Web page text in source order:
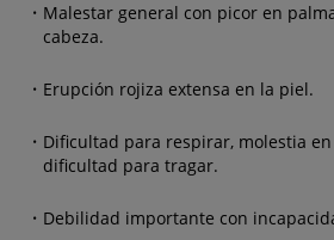
Malestar general con picor en
cabeza.
Erupción rojiza extensa en la piel.
Dificultad para respirar, molestia
dificultad para tragar.
Debilidad importante con